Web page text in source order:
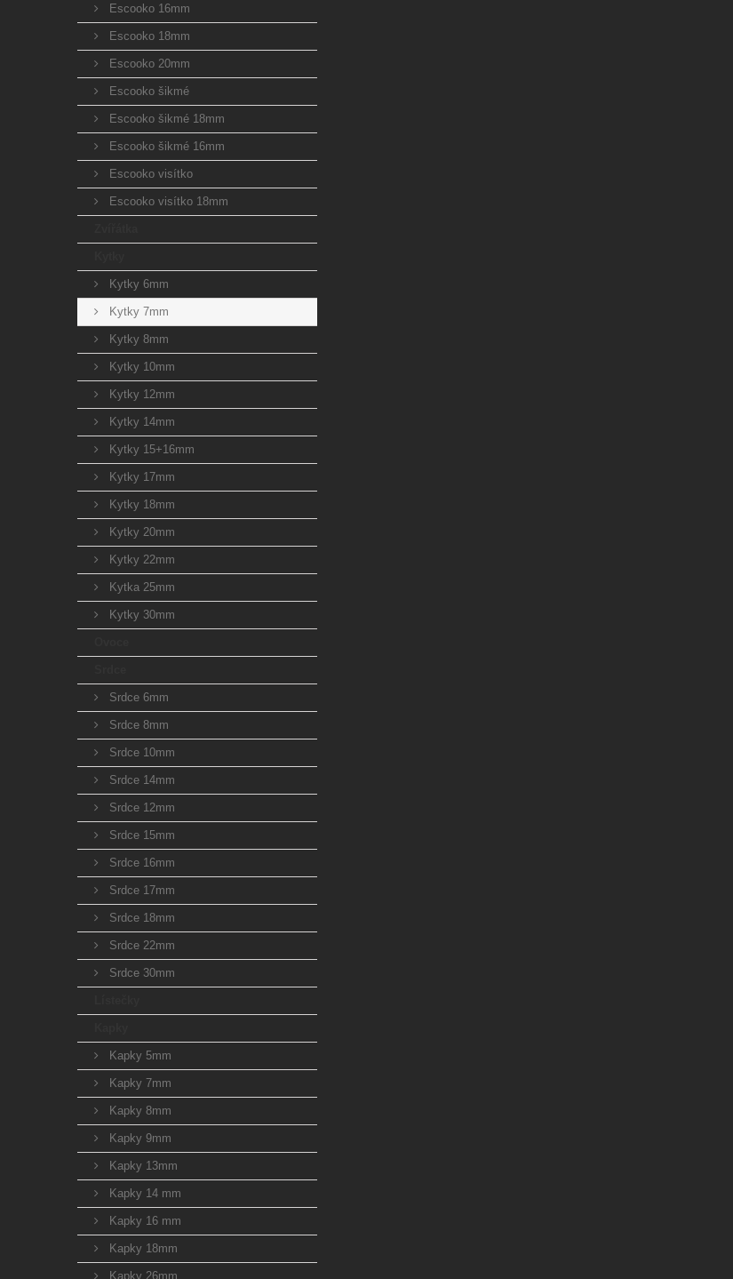
Escooko 16mm
Escooko 18mm
Escooko 20mm
Escooko šikmé
Escooko šikmé 18mm
Escooko šikmé 16mm
Escooko visítko
Escooko visítko 18mm
Kytky 6mm
Kytky 7mm
Kytky 8mm
Kytky 10mm
Kytky 12mm
Kytky 14mm
Kytky 15+16mm
Kytky 17mm
Kytky 18mm
Kytky 20mm
Kytky 22mm
Kytka 25mm
Kytky 30mm
Srdce 6mm
Srdce 8mm
Srdce 10mm
Srdce 14mm
Srdce 12mm
Srdce 15mm
Srdce 16mm
Srdce 17mm
Srdce 18mm
Srdce 22mm
Srdce 30mm
Kapky 5mm
Kapky 7mm
Kapky 8mm
Kapky 9mm
Kapky 13mm
Kapky 14 mm
Kapky 16 mm
Kapky 18mm
Kapky 26mm